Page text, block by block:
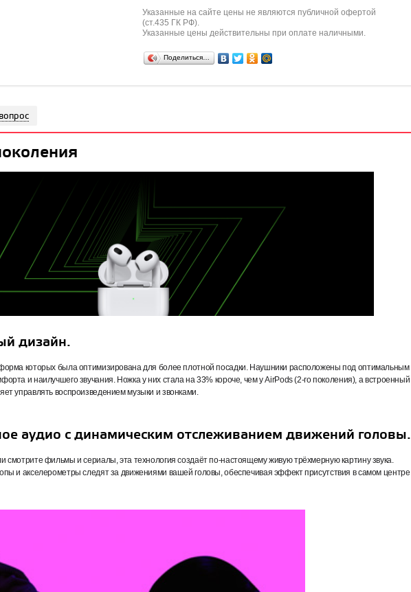
Указанные на сайте цены не являются публичной офертой
(ст.435 ГК РФ).
Указанные цены действительны при оплате наличными.
Поделиться…
дизайн.
которых была оптимизирована для более плотной посадки. Наушники расположены под оптимальным
и наилучшего звучания. Ножка у них стала на 33% короче, чем у AirPods (2‑го поколения), а встроенный
управлять воспроизведением музыки и звонками.
аудио с динамическим отслеживанием движений головы.
смотрите фильмы и сериалы, эта технология создаёт по‑настоящему живую трёхмерную картину звука.
и акселерометры следят за движениями вашей головы, обеспечивая эффект присутствия в самом центре